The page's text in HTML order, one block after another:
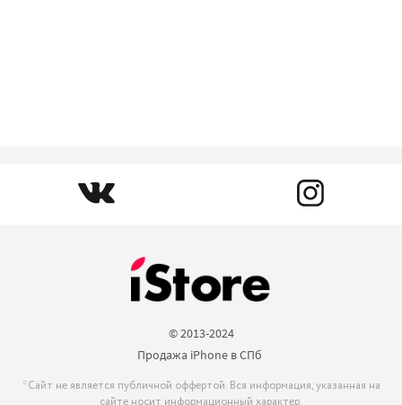
© 2013-2024
Продажа iPhone в СПб
*Сайт не является публичной оффертой. Вся информация, указанная на
сайте носит информационный характер.